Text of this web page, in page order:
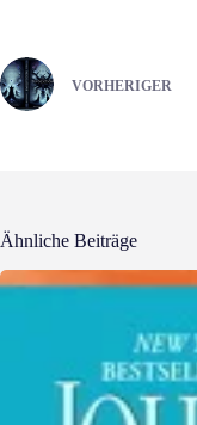
VORHERIGER
Ähnliche Beiträge